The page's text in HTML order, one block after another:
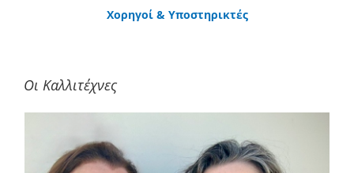
Χορηγοί & Υποστηρικτές
Οι Καλλιτέχνες